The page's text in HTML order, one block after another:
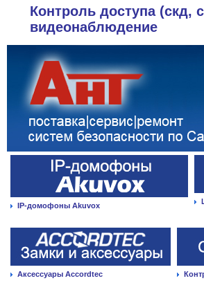
Контроль доступа
видеонаблюдение
IP-домофоны Akuvox
Аксессуары Accordtec